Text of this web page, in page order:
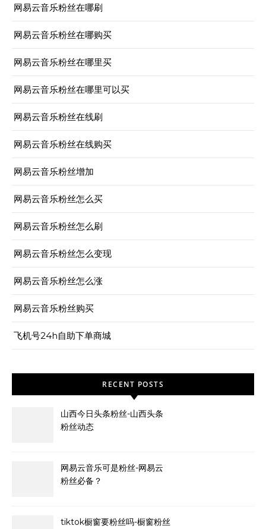
网易云音乐粉丝在哪刷
网易云音乐粉丝在哪购买
网易云音乐粉丝在哪里买
网易云音乐粉丝在哪里可以买
网易云音乐粉丝在线刷
网易云音乐粉丝在线购买
网易云音乐粉丝增加
网易云音乐粉丝怎么买
网易云音乐粉丝怎么刷
网易云音乐粉丝怎么变现
网易云音乐粉丝怎么涨
网易云音乐粉丝购买
飞机号24h自助下单商城
RECENT POSTS
山西今日头条粉丝-山西头条
粉丝动态
网易云音乐可是粉丝-网易云
粉丝必备？
tiktok橱窗要粉丝吗-橱窗粉丝